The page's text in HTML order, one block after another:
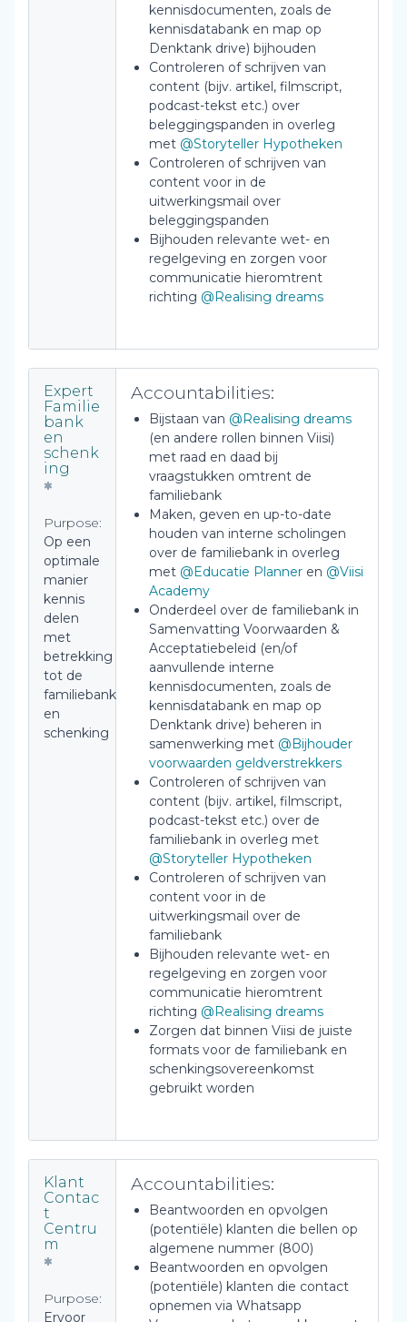
kennisdocumenten, zoals de
kennisdatabank en map op
Denktank drive) bijhouden
Controleren of schrijven van
content (bijv. artikel, filmscript,
podcast-tekst etc.) over
beleggingspanden in overleg
met @Storyteller Hypotheken
Controleren of schrijven van
content voor in de
uitwerkingsmail over
beleggingspanden
Bijhouden relevante wet- en
regelgeving en zorgen voor
communicatie hieromtrent
richting @Realising dreams
Expert
Familie
bank
en
schenk
ing
Purpose:
Op een
optimale
manier
kennis
delen
met
betrekking
tot de
familiebank
en
schenking
Accountabilities:
Bijstaan van @Realising dreams
(en andere rollen binnen Viisi)
met raad en daad bij
vraagstukken omtrent de
familiebank
Maken, geven en up-to-date
houden van interne scholingen
over de familiebank in overleg
met @Educatie Planner en @Viisi
Academy
Onderdeel over de familiebank in
Samenvatting Voorwaarden &
Acceptatiebeleid (en/of
aanvullende interne
kennisdocumenten, zoals de
kennisdatabank en map op
Denktank drive) beheren in
samenwerking met @Bijhouder
voorwaarden geldverstrekkers
Controleren of schrijven van
content (bijv. artikel, filmscript,
podcast-tekst etc.) over de
familiebank in overleg met
@Storyteller Hypotheken
Controleren of schrijven van
content voor in de
uitwerkingsmail over de
familiebank
Bijhouden relevante wet- en
regelgeving en zorgen voor
communicatie hieromtrent
richting @Realising dreams
Zorgen dat binnen Viisi de juiste
formats voor de familiebank en
schenkingsovereenkomst
gebruikt worden
Klant
Contac
t
Centru
m
Purpose:
Ervoor
Accountabilities:
Beantwoorden en opvolgen
(potentiële) klanten die bellen op
algemene nummer (800)
Beantwoorden en opvolgen
(potentiële) klanten die contact
opnemen via Whatsapp